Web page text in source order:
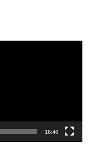
16:46